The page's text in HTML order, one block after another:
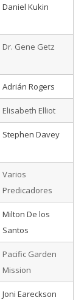
Daniel Kukin
Dr. Gene Getz
Adrián Rogers
Elisabeth Elliot
Stephen Davey
Varios
Predicadores
Milton De los
Santos
Pacific Garden
Mission
Joni Eareckson